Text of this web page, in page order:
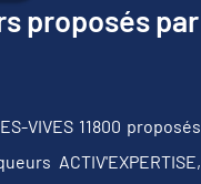
proposés par
VIVES 11800 proposés
ACTIV'EXPERTISE,